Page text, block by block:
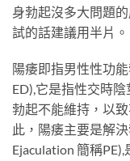
身勃起沒多大問題
試的話建議用半片。
陽痿即指男性性功
ED),它是指性交時
勃起不能維持，以
此，陽痿主要是解
Ejaculation 簡稱